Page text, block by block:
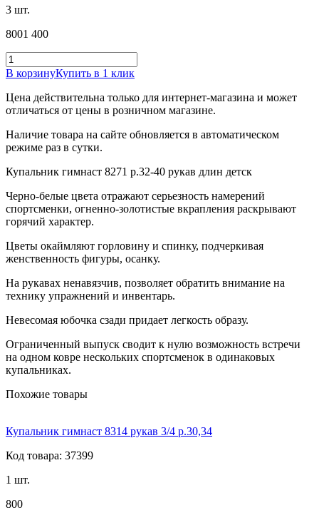
3 шт.
8001 400
В корзинуКупить в 1 клик
Цена действительна только для интернет-магазина и может
отличаться от цены в розничном магазине.
Наличие товара на сайте обновляется в автоматическом
режиме раз в сутки.
Купальник гимнаст 8271 р.32-40 рукав длин детск
Черно-белые цвета отражают серьезность намерений
спортсменки, огненно-золотистые вкрапления раскрывают
горячий характер.
Цветы окаймляют горловину и спинку, подчеркивая
женственность фигуры, осанку.
На рукавах ненавязчив, позволяет обратить внимание на
технику упражнений и инвентарь.
Невесомая юбочка сзади придает легкость образу.
Ограниченный выпуск сводит к нулю возможность встречи
на одном ковре нескольких спортсменок в одинаковых
купальниках.
Похожие товары
Купальник гимнаст 8314 рукав 3/4 р.30,34
Код товара: 37399
1 шт.
800